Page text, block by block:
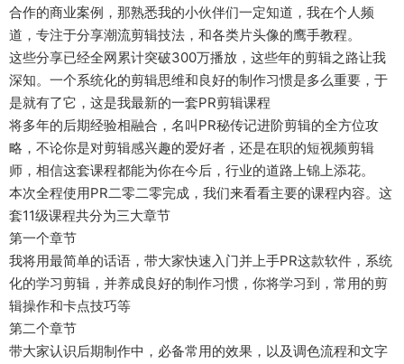
合作的商业案例，那熟悉我的小伙伴们一定知道，我在个人频
道，专注于分享潮流剪辑技法，和各类片头像的鹰手教程。
这些分享已经全网累计突破300万播放，这些年的剪辑之路让我
深知。一个系统化的剪辑思维和良好的制作习惯是多么重要，于
是就有了它，这是我最新的一套PR剪辑课程
将多年的后期经验相融合，名叫PR秘传记进阶剪辑的全方位攻
略，不论你是对剪辑感兴趣的爱好者，还是在职的短视频剪辑
师，相信这套课程都能为你在今后，行业的道路上锦上添花。
本次全程使用PR二零二零完成，我们来看看主要的课程内容。这
套11级课程共分为三大章节
第一个章节
我将用最简单的话语，带大家快速入门并上手PR这款软件，系统
化的学习剪辑，并养成良好的制作习惯，你将学习到，常用的剪
辑操作和卡点技巧等
第二个章节
带大家认识后期制作中，必备常用的效果，以及调色流程和文字